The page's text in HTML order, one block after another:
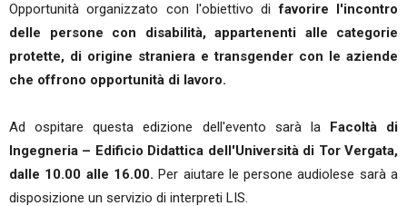
Opportunità organizzato con l'obiettivo difavorire l'incontro
delle persone con disabilità, appartenenti alle categorie
protette, di origine straniera e transgender con le aziende
che offrono opportunità di lavoro.
Ad ospitare questa edizione dell'evento sarà la Facoltà di
Ingegneria – Edificio Didattica dell'Università di Tor Vergata,
dalle 10.00 alle 16.00.Per aiutare le persone audiolese sarà a
disposizione un servizio di interpreti LIS.